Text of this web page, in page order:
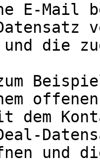
E-Mail
die
zum
dem
und